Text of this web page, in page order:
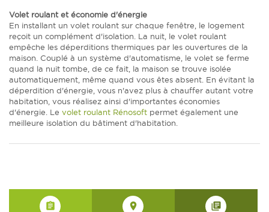
Volet roulant et économie d'énergie
En installant un volet roulant sur chaque fenêtre, le logement
reçoit un complément d'isolation. La nuit, le volet roulant
empêche les déperditions thermiques par les ouvertures de la
maison. Couplé à un système d'automatisme, le volet se ferme
quand la nuit tombe, de ce fait, la maison se trouve isolée
automatiquement, même quand vous êtes absent. En évitant la
déperdition d'énergie, vous n'avez plus à chauffer autant votre
habitation, vous réalisez ainsi d'importantes économies
d'énergie. Le volet roulant Rénosoft permet également une
meilleure isolation du bâtiment d'habitation.
assignment place library_books